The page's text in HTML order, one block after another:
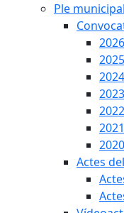
Ple municipal
Actes